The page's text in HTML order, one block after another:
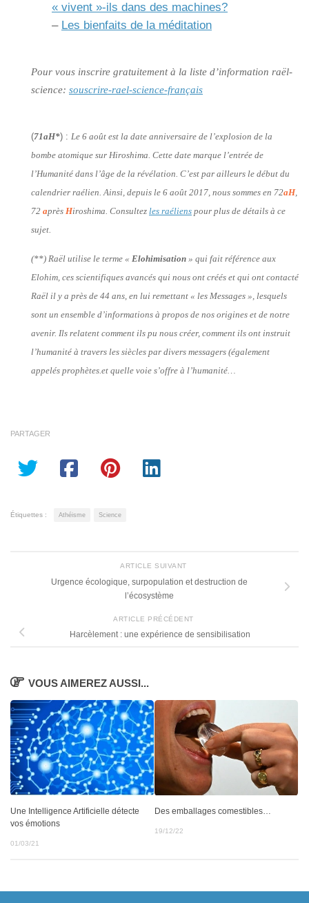
« vivent »-ils dans des machines?
– Les bienfaits de la méditation
Pour vous inscrire gratuitement à la liste d’information raël-
science: souscrire-rael-science-français
(71aH*) : Le 6 août est la date anniversaire de l’explosion de la
bombe atomique sur Hiroshima. Cette date marque l’entrée de
l’Humanité dans l’âge de la révélation. C’est par ailleurs le début du
calendrier raélien. Ainsi, depuis le 6 août 2017, nous sommes en 72aH,
72 après Hiroshima. Consultez les raéliens pour plus de détails à ce
sujet.
(**) Raël utilise le terme « Elohimisation » qui fait référence aux
Elohim, ces scientifiques avancés qui nous ont créés et qui ont contacté
Raël il y a près de 44 ans, en lui remettant « les Messages », lesquels
sont un ensemble d’informations à propos de nos origines et de notre
avenir. Ils relatent comment ils pu nous créer, comment ils ont instruit
l’humanité à travers les siècles par divers messagers (également
appelés prophètes.et quelle voie s’offre à l’humanité…
PARTAGER
Étiquettes : Athéisme Science
ARTICLE SUIVANT
Urgence écologique, surpopulation et destruction de
l’écosystème
ARTICLE PRÉCÉDENT
Harcèlement : une expérience de sensibilisation
VOUS AIMEREZ AUSSI...
Une Intelligence Artificielle détecte
vos émotions
01/03/21
Des emballages comestibles…
19/12/22